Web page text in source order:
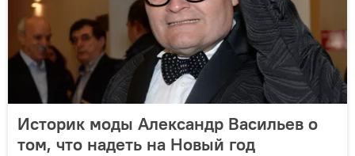
Историк моды Александр Васильев о
том, что надеть на Новый год